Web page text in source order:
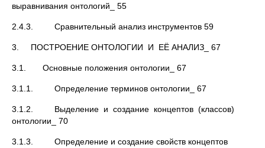
выравнивания онтологий_ 55
2.4.3. Сравнительный анализ инструментов 59
3. ПОСТРОЕНИЕ ОНТОЛОГИИ И ЕЁ АНАЛИЗ_ 67
3.1. Основные положения онтологии_ 67
3.1.1. Определение терминов онтологии_ 67
3.1.2. Выделение и создание концептов (классов)
онтологии_ 70
3.1.3. Определение и создание свойств концептов